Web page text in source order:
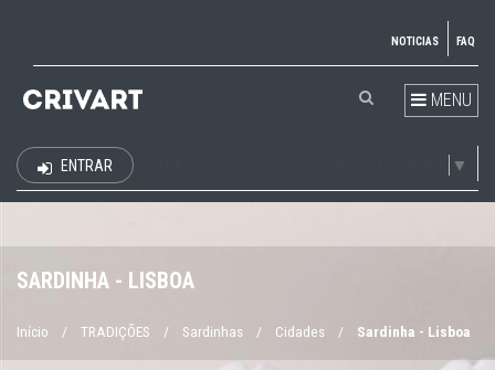
NOTICIAS FAQ
MENU
▼
ENTRAR
SARDINHA - LISBOA
Início / TRADIÇÕES / Sardinhas / Cidades / Sardinha - Lisboa